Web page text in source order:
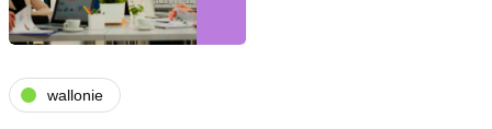
wallonie